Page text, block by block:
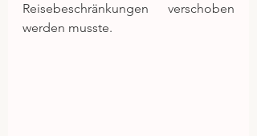
Reisebeschränkungen verschoben
werden musste.